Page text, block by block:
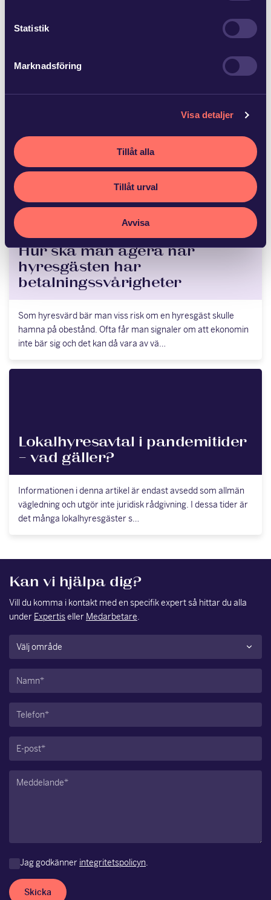
Statistik
Marknadsföring
Visa detaljer
Tillåt alla
Tillåt urval
Avvisa
Fel i fastighet men inget avdrag
I ett mål om fel i fastighet kom hovrätten fram till att
fastigheten i olika avseenden var behäftad med fel. Trots det
hade köparen enligt domstolen i…
Hur ska man agera när
hyresgästen har
betalningssvårigheter
Som hyresvärd bär man viss risk om en hyresgäst skulle
hamna på obestånd. Ofta får man signaler om att ekonomin
inte bär sig och det kan då vara av vä…
Lokalhyresavtal i pandemitider
– vad gäller?
Informationen i denna artikel är endast avsedd som allmän
vägledning och utgör inte juridisk rådgivning. I dessa tider är
det många lokalhyresgäster s…
Kan vi hjälpa dig?
Vill du komma i kontakt med en specifik expert så hittar du alla
under Expertiseller Medarbetare.
Område(Obligatoriskt)
Namn(Obligatoriskt)
Telefon(Obligatoriskt)
E-
post(Obligatoriskt)
Meddelande(Obligatoriskt)
Jag godkänner integritetspolicyn.
Skicka